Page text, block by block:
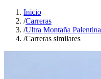
Inicio
/Carreras
/Ultra Montaña Palentina
/Carreras similares